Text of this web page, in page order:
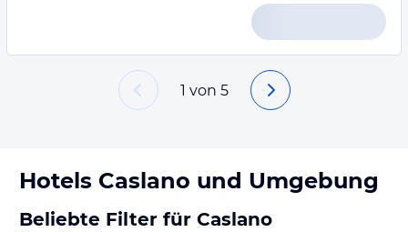
1 von 5
Hotels Caslano und Umgebung
Beliebte Filter für Caslano